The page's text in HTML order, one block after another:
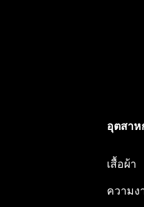
อุตสา
เสื้อผ้า
ความง